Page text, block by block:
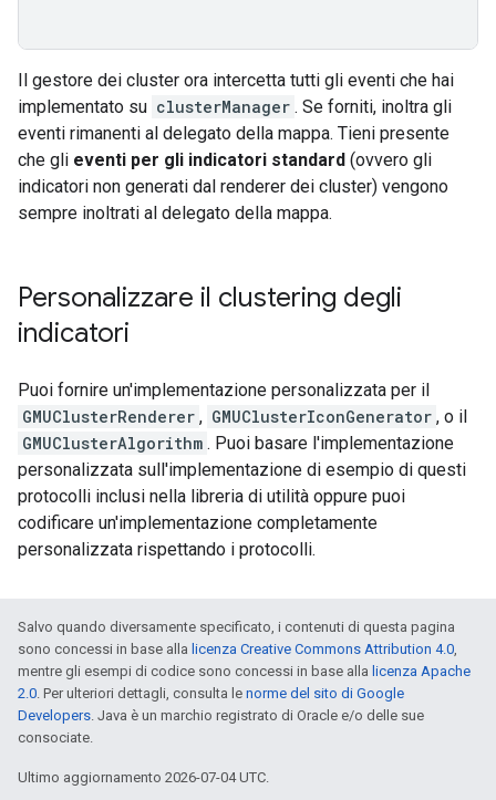
Il gestore dei cluster ora intercetta tutti gli eventi che hai
implementato su clusterManager . Se forniti, inoltra gli
eventi rimanenti al delegato della mappa. Tieni presente
che gli eventi per gli indicatori standard (ovvero gli
indicatori non generati dal renderer dei cluster) vengono
sempre inoltrati al delegato della mappa.
Personalizzare il clustering degli
indicatori
Puoi fornire un'implementazione personalizzata per il
GMUClusterRenderer , GMUClusterIconGenerator , o il
GMUClusterAlgorithm . Puoi basare l'implementazione
personalizzata sull'implementazione di esempio di questi
protocolli inclusi nella libreria di utilità oppure puoi
codificare un'implementazione completamente
personalizzata rispettando i protocolli.
Salvo quando diversamente specificato, i contenuti di questa pagina
sono concessi in base alla licenza Creative Commons Attribution 4.0
mentre gli esempi di codice sono concessi in base alla licenza Apache
2.0 . Per ulteriori dettagli, consulta le norme del sito di Google
Developers . Java è un marchio registrato di Oracle e/o delle sue
consociate.
Ultimo aggiornamento 2026-07-04 UTC.